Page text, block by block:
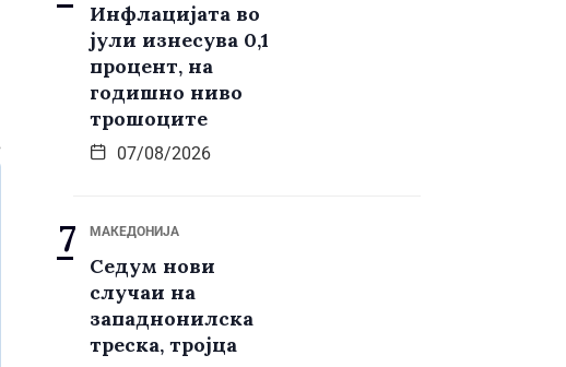
Инфлацијата во
јули изнесува 0,1
процент, на
годишно ниво
трошоците
07/08/2026
МАКЕДОНИЈА
Седум нови
случаи на
западнонилска
треска, тројца